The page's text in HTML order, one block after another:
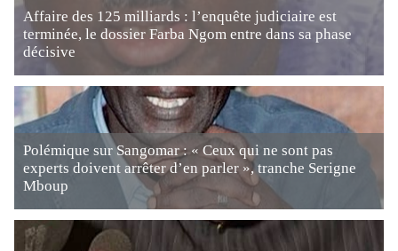
Affaire des 125 milliards : l’enquête judiciaire est
terminée, le dossier Farba Ngom entre dans sa phase
décisive
Polémique sur Sangomar : « Ceux qui ne sont pas
experts doivent arrêter d’en parler », tranche Serigne
Mboup